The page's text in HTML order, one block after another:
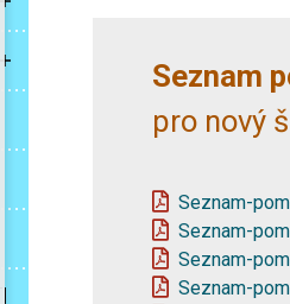
Seznam
pro nový
Seznam-
Seznam-
Seznam-
Seznam-